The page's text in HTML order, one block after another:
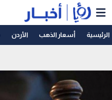
الرئيسية أسعار الذهب الأردن